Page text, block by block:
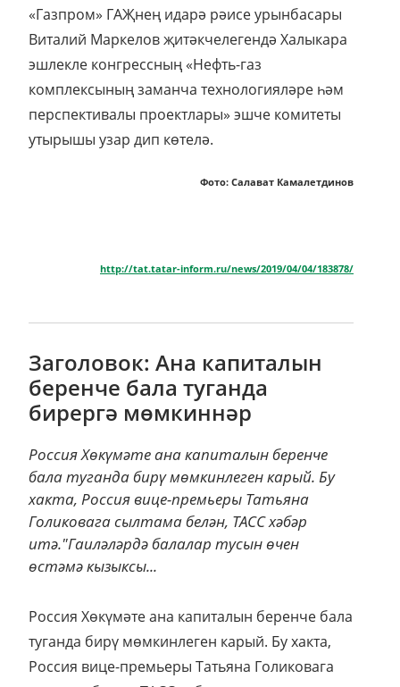
«Газпром» ГАҖнең идарә рәисе урынбасары
Виталий Маркелов җитәкчелегендә Халыкара
эшлекле конгрессның «Нефть-газ
комплексының заманча технологияләре һәм
перспективалы проектлары» эшче комитеты
утырышы узар дип көтелә.
Фото: Салават Камалетдинов
http://tat.tatar-inform.ru/news/2019/04/04/183878/
Заголовок: Ана капиталын
беренче бала туганда
бирергә мөмкиннәр
Россия Хөкүмәте ана капиталын беренче
бала туганда бирү мөмкинлеген карый. Бу
хакта, Россия вице-премьеры Татьяна
Голиковага сылтама белән, ТАСС хәбәр
итә."Гаиләләрдә балалар тусын өчен
өстәмә кызыксы...
Россия Хөкүмәте ана капиталын беренче бала
туганда бирү мөмкинлеген карый. Бу хакта,
Россия вице-премьеры Татьяна Голиковага